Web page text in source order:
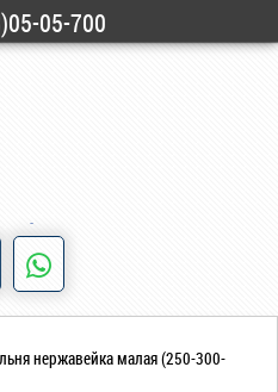
05-700
д. 28
для нас не пустые
нержавейка малая (250-300-